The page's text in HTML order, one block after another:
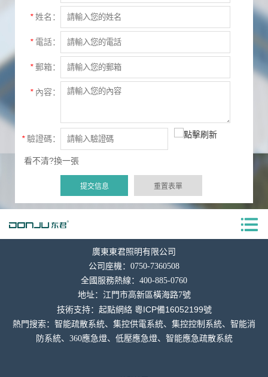
*姓名：
*電話：
*郵箱：
*內容：
*驗證碼：
看不清?換一張
廣東東君照明有限公司
公司座機：0750-7360508
全國服務熱線：400-885-0760
地址： 江門市高新區橫海路7號
技術支持： 起點網絡 粵ICP備16052199號
熱門搜索：智能疏散系統、集控供電系統、集控控制系統、智能消
防系統、360應急燈、低壓應急燈、智能應急疏散系統